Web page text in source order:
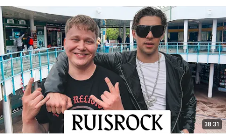
38:31